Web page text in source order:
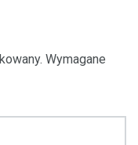
Wymagane